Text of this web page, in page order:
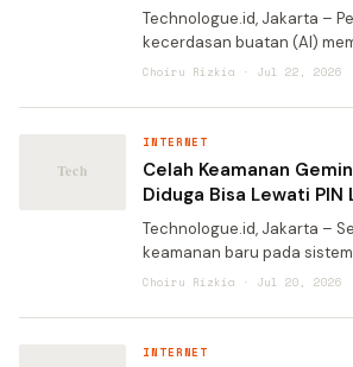
Technologue.id, Jakarta –
kecerdasan buatan (AI)
besar bagi dunia bisnis,
Seiring semakin ba
Choiru Rizkia · Jul 22, 2026
INTERNET
Celah Keamanan
Diduga Bisa Lewati PIN
Technologue.id, Jakarta –
keamanan baru pada
memungkinkan seseorang
dalam kondisi te
Choiru Rizkia · Jul 20, 2026
INTERNET